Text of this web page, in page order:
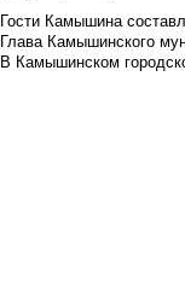
Гости Камышина
Глава Камышинского
В Камышинском